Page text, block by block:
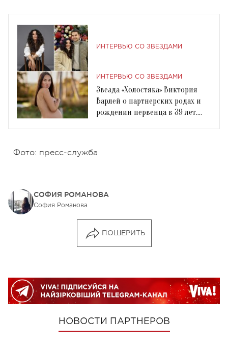
ИНТЕРВЬЮ СО ЗВЕЗДАМИ
ИНТЕРВЬЮ СО ЗВЕЗДАМИ
Звезда «Холостяка» Виктория
Варлей о партнерских родах и
рождении первенца в 39 лет.
Фото: пресс-служба
СОФИЯ РОМАНОВА
София Романова
ПОШЕРИТЬ
НОВОСТИ ПАРТНЕРОВ